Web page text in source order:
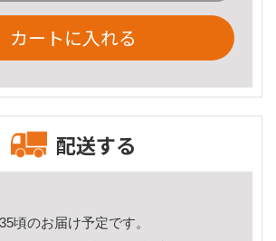
カートに入れる
配送する
頃のお届け予定です。